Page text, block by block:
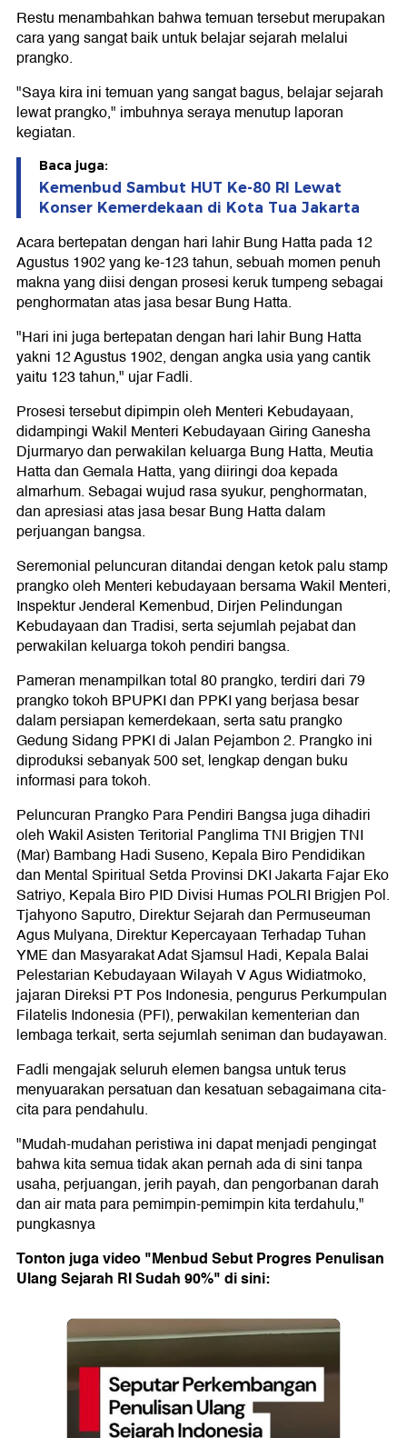
Restu menambahkan bahwa temuan tersebut merupakan
cara yang sangat baik untuk belajar sejarah melalui
prangko.
"Saya kira ini temuan yang sangat bagus, belajar sejarah
lewat prangko," imbuhnya seraya menutup laporan
kegiatan.
Baca juga:
Kemenbud Sambut HUT Ke-80 RI Lewat
Konser Kemerdekaan di Kota Tua Jakarta
Acara bertepatan dengan hari lahir Bung Hatta pada 12
Agustus 1902 yang ke-123 tahun, sebuah momen penuh
makna yang diisi dengan prosesi keruk tumpeng sebagai
penghormatan atas jasa besar Bung Hatta.
"Hari ini juga bertepatan dengan hari lahir Bung Hatta
yakni 12 Agustus 1902, dengan angka usia yang cantik
yaitu 123 tahun," ujar Fadli.
Prosesi tersebut dipimpin oleh Menteri Kebudayaan,
didampingi Wakil Menteri Kebudayaan Giring Ganesha
Djurmaryo dan perwakilan keluarga Bung Hatta, Meutia
Hatta dan Gemala Hatta, yang diiringi doa kepada
almarhum. Sebagai wujud rasa syukur, penghormatan,
dan apresiasi atas jasa besar Bung Hatta dalam
perjuangan bangsa.
Seremonial peluncuran ditandai dengan ketok palu stamp
prangko oleh Menteri kebudayaan bersama Wakil Menteri,
Inspektur Jenderal Kemenbud, Dirjen Pelindungan
Kebudayaan dan Tradisi, serta sejumlah pejabat dan
perwakilan keluarga tokoh pendiri bangsa.
Pameran menampilkan total 80 prangko, terdiri dari 79
prangko tokoh BPUPKI dan PPKI yang berjasa besar
dalam persiapan kemerdekaan, serta satu prangko
Gedung Sidang PPKI di Jalan Pejambon 2. Prangko ini
diproduksi sebanyak 500 set, lengkap dengan buku
informasi para tokoh.
Peluncuran Prangko Para Pendiri Bangsa juga dihadiri
oleh Wakil Asisten Teritorial Panglima TNI Brigjen TNI
(Mar) Bambang Hadi Suseno, Kepala Biro Pendidikan
dan Mental Spiritual Setda Provinsi DKI Jakarta Fajar Eko
Satriyo, Kepala Biro PID Divisi Humas POLRI Brigjen Pol.
Tjahyono Saputro, Direktur Sejarah dan Permuseuman
Agus Mulyana, Direktur Kepercayaan Terhadap Tuhan
YME dan Masyarakat Adat Sjamsul Hadi, Kepala Balai
Pelestarian Kebudayaan Wilayah V Agus Widiatmoko,
jajaran Direksi PT Pos Indonesia, pengurus Perkumpulan
Filatelis Indonesia (PFI), perwakilan kementerian dan
lembaga terkait, serta sejumlah seniman dan budayawan.
Fadli mengajak seluruh elemen bangsa untuk terus
menyuarakan persatuan dan kesatuan sebagaimana cita-
cita para pendahulu.
"Mudah-mudahan peristiwa ini dapat menjadi pengingat
bahwa kita semua tidak akan pernah ada di sini tanpa
usaha, perjuangan, jerih payah, dan pengorbanan darah
dan air mata para pemimpin-pemimpin kita terdahulu,"
pungkasnya
Tonton juga video "Menbud Sebut Progres Penulisan
Ulang Sejarah RI Sudah 90%" di sini: